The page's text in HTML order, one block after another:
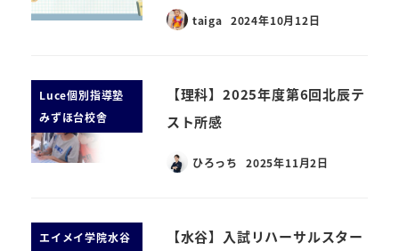
taiga 2024年10月12日
Luce個別指導塾
みずほ台校舎
【理科】2025年度第6回北辰テ
スト所感
ひろっち 2025年11月2日
エイメイ学院水谷
【水谷】入試リハーサルスター